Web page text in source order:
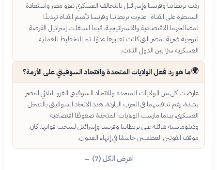
ردت بريطانيا وفرنسا وإسرائيل بالتحالف العسكري لغزو مصر واستعادة
السيطرة على القناة. اعتبرت بريطانيا وفرنسا تأميم القناة تهديدًا
لمصالحهما الاقتصادية والاستراتيجية، فيما استغلت إسرائيل الفرصة
لتوجيه ضربة لمصر التي كانت تعتبرها عدوًا. تم التخطيط للعملية
العسكرية سرًا بين الدول الثلاث.
🌍ما هو رد فعل الولايات المتحدة والاتحاد السوفيتي على الأزمة؟
عارضت كل من الولايات المتحدة والاتحاد السوفيتي الغزو الثلاثي لمصر
بشدة، رغم تنافسهما في الحرب الباردة. هدد الاتحاد السوفيتي بالتدخل
العسكري، بينما مارست الولايات المتحدة ضغوطًا اقتصادية
ودبلوماسية هائلة على بريطانيا وفرنسا وإسرائيل لسحب قواتها. كان
موقف القوتين العظميين حاسمًا في إنهاء العدوان.
اعرض الكل (7) ←